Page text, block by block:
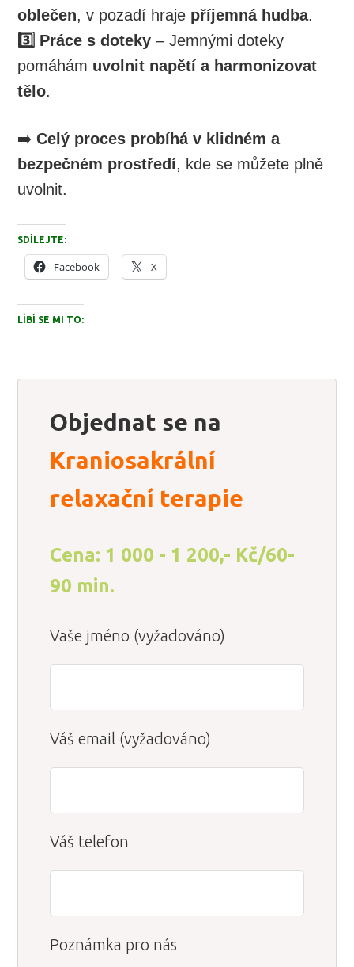
oblečen, v pozadí hraje příjemná hudba.
3️⃣ Práce s doteky – Jemnými doteky
pomáhám uvolnit napětí a harmonizovat
tělo.
➡️Celý proces probíhá v klidném a
bezpečném prostředí, kde se můžete plně
uvolnit.
SDÍLEJTE:
Facebook X
LÍBÍ SE MI TO:
Objednat se na
Kraniosakrální
relaxační terapie
Cena: 1 000 - 1 200,- Kč/60-
90 min.
Vaše jméno (vyžadováno)
Váš email (vyžadováno)
Váš telefon
Poznámka pro nás